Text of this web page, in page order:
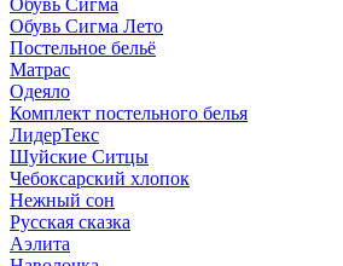
Обувь Сигма
Обувь Сигма Лето
Постельное бельё
Матрас
Одеяло
Комплект постельного белья
ЛидерТекс
Шуйские Ситцы
Чебоксарский хлопок
Нежный сон
Русская сказка
Аэлита